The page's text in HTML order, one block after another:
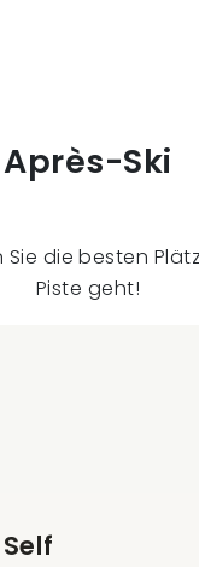
Après-Ski
die besten
Piste geht!